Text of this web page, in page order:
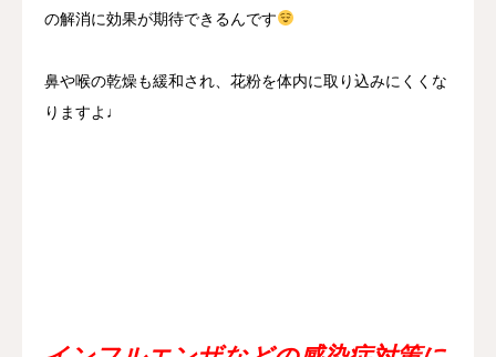
の解消に効果が期待できるんです
鼻や喉の乾燥も緩和され、花粉を体内に取り込みにくくな
りますよ♩